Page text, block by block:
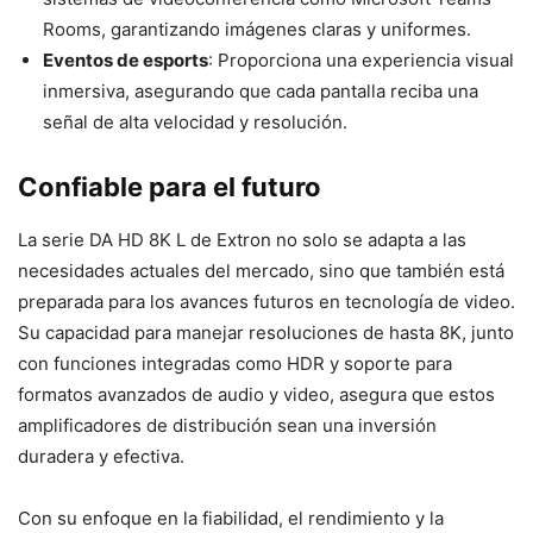
Rooms, garantizando imágenes claras y uniformes.
Eventos de esports: Proporciona una experiencia visual
inmersiva, asegurando que cada pantalla reciba una
señal de alta velocidad y resolución.
Confiable para el futuro
La serie DA HD 8K L de Extron no solo se adapta a las
necesidades actuales del mercado, sino que también está
preparada para los avances futuros en tecnología de video.
Su capacidad para manejar resoluciones de hasta 8K, junto
con funciones integradas como HDR y soporte para
formatos avanzados de audio y video, asegura que estos
amplificadores de distribución sean una inversión
duradera y efectiva.
Con su enfoque en la fiabilidad, el rendimiento y la